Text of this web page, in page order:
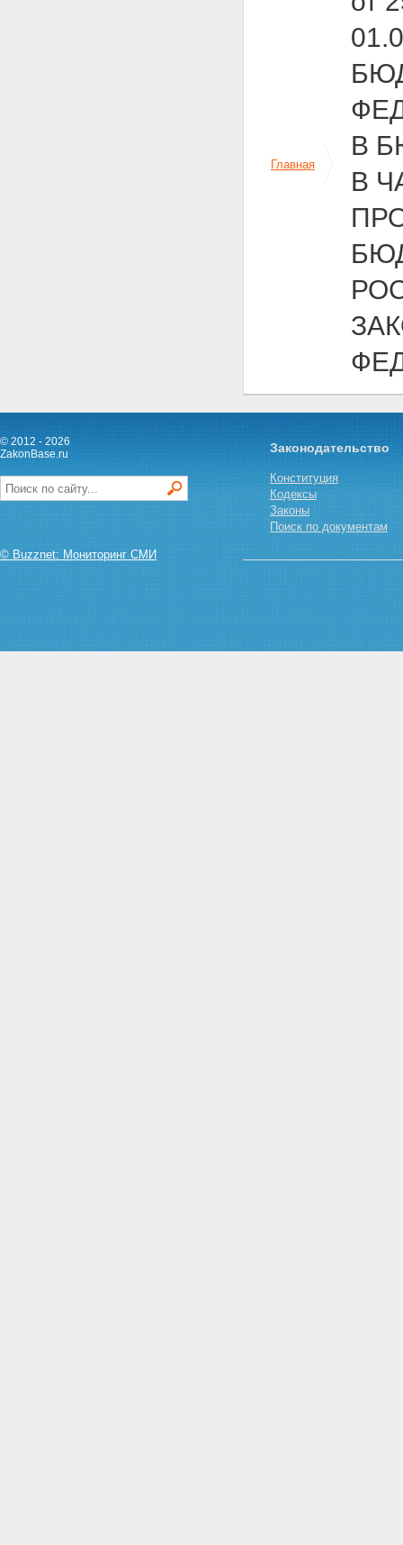
Главная
В
В
© 2012 - 2026
ZakonBase.ru
© Buzznet: Мониторинг СМИ
Законодательство
Конституция
Кодексы
Законы
Поиск по документам